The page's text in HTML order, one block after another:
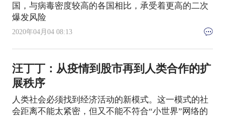
国，与病毒密度较高的各国相比，承受着更高的二次
爆发风险
2020年04月04 08:13
汪丁丁：从疫情到股市再到人类合作的扩
展秩序
人类社会必须找到经济活动的新模式。这一模式的社
会距离不能太紧密，但又不能不符合“小世界”网络的